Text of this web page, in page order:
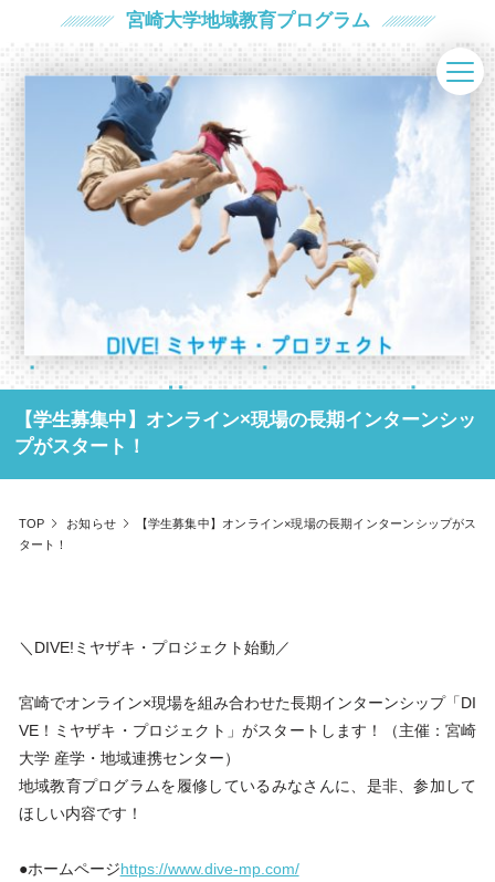
宮崎大学地域教育プログラム
【学生募集中】オンライン×現場の長期インターンシッ
プがスタート！
TOP お知らせ
【学生募集中】オンライン×現場の長期インターンシップがス
タート！
＼DIVE!ミヤザキ・プロジェクト始動／
宮崎でオンライン×現場を組み合わせた長期インターンシップ「DI
VE！ミヤザキ・プロジェクト」がスタートします！（主催：宮崎
大学 産学・地域連携センター）
地域教育プログラムを履修しているみなさんに、是非、参加して
ほしい内容です！
●ホームページhttps://www.dive-mp.com/